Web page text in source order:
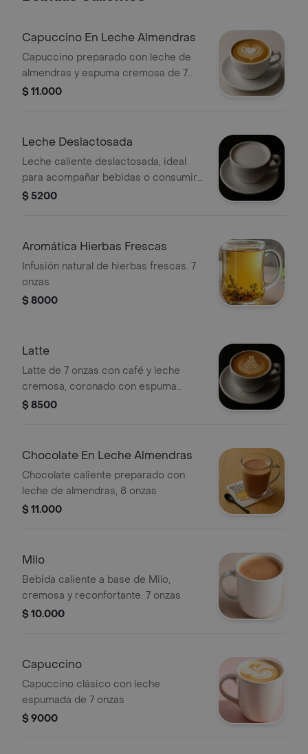
Capuccino En Leche Almendras
Capuccino preparado con leche de
almendras y espuma cremosa de 7
onzas
$ 11.000
Leche Deslactosada
Leche caliente deslactosada, ideal
para acompañar bebidas o consumir
sola 7 onzas
$ 5200
Aromática Hierbas Frescas
Infusión natural de hierbas frescas. 7
onzas
$ 8000
Latte
Latte de 7 onzas con café y leche
cremosa, coronado con espuma
suave.
$ 8500
Chocolate En Leche Almendras
Chocolate caliente preparado con
leche de almendras, 8 onzas
$ 11.000
Milo
Bebida caliente a base de Milo,
cremosa y reconfortante. 7 onzas
$ 10.000
Capuccino
Capuccino clásico con leche
espumada de 7 onzas
$ 9000